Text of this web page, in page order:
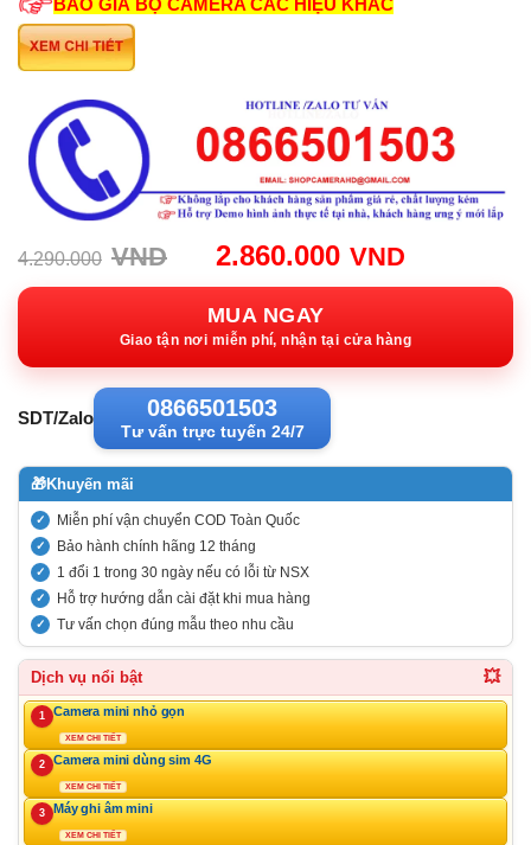
4.290.000 VND
Giá
gốc:
4.290.000VND.
2.860.000 VND
hiện
MUA NGAY
Giao tận nơi miễn phí, nhận tại cửa hàng
SDT/Zalo 0866501503
Tư vấn trực tuyến 24/7
🎁Khuyến mãi
Miễn phí vận chuyển COD Toàn Quốc
Bảo hành chính hãng 12 tháng
1 đổi 1 trong 30 ngày nếu có lỗi từ NSX
Hỗ trợ hướng dẫn cài đặt khi mua hàng
Tư vấn chọn đúng mẫu theo nhu cầu
Dịch vụ nổi bật 💥
1 Camera mini nhỏ gọn
XEM CHI TIẾT
2 Camera mini dùng sim 4G
XEM CHI TIẾT
3 Máy ghi âm mini
XEM CHI TIẾT